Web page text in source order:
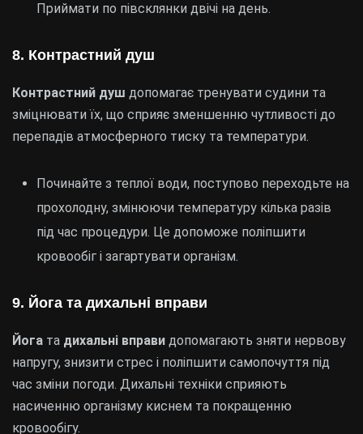
Приймати по півсклянки двічі на день.
8. Контрастний душ
Контрастний душ допомагає тренувати судини та
зміцнювати їх, що сприяє зменшенню чутливості до
перепадів атмосферного тиску та температури.
Починайте з теплої води, поступово переходьте на
прохолодну, змінюючи температуру кілька разів
під час процедури. Це допоможе поліпшити
кровообіг і загартувати організм.
9. Йога та дихальні вправи
Йога та дихальні вправи допомагають зняти нервову
напругу, знизити стрес і поліпшити самопочуття під
час зміни погоди. Дихальні техніки сприяють
насиченню організму киснем та покращенню
кровообігу.